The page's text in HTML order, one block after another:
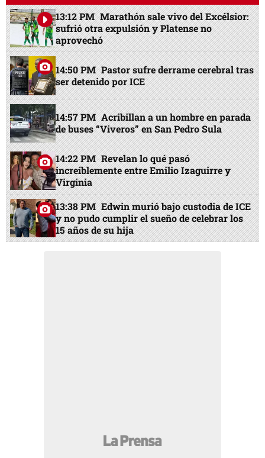
13:12 PM Marathón sale vivo del Excélsior:
sufrió otra expulsión y Platense no
aprovechó
14:50 PM Pastor sufre derrame cerebral tras
ser detenido por ICE
14:57 PM Acribillan a un hombre en parada
de buses “Viveros” en San Pedro Sula
14:22 PM Revelan lo qué pasó
increíblemente entre Emilio Izaguirre y
Virginia
13:38 PM Edwin murió bajo custodia de ICE
y no pudo cumplir el sueño de celebrar los
15 años de su hija